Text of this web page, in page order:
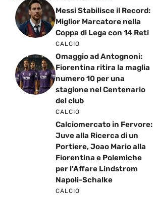
Messi Stabilisce il Record:
Miglior Marcatore nella
Coppa di Lega con 14 Reti
CALCIO
Omaggio ad Antognoni:
Fiorentina ritira la maglia
numero 10 per una
stagione nel Centenario
del club
CALCIO
Calciomercato in Fervore:
Juve alla Ricerca di un
Portiere, Joao Mario alla
Fiorentina e Polemiche
per l’Affare Lindstrom
Napoli-Schalke
CALCIO